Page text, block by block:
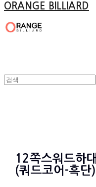
ORANGE BILLIARD
12쪽스워드하대
(쿼드코어-흑단)